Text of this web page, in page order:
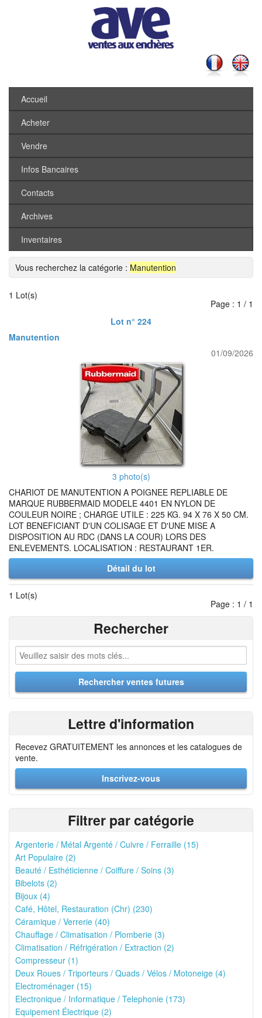
Accueil
Acheter
Vendre
Infos Bancaires
Contacts
Archives
Inventaires
Vous recherchez la catégorie : Manutention
1 Lot(s)
Page : 1 / 1
Lot n° 224
Manutention
01/09/2026
3 photo(s)
CHARIOT DE MANUTENTION A POIGNEE REPLIABLE DE
MARQUE RUBBERMAID MODELE 4401 EN NYLON DE
COULEUR NOIRE ; CHARGE UTILE : 225 KG. 94 X 76 X 50 CM.
LOT BENEFICIANT D'UN COLISAGE ET D'UNE MISE A
DISPOSITION AU RDC (DANS LA COUR) LORS DES
ENLEVEMENTS. LOCALISATION : RESTAURANT 1ER.
Détail du lot
1 Lot(s)
Page : 1 / 1
Rechercher
Lettre d'information
Recevez GRATUITEMENT les annonces et les catalogues de
vente.
Inscrivez-vous
Filtrer par catégorie
Argenterie / Métal Argenté / Cuivre / Ferraille (15)
Art Populaire (2)
Beauté / Esthéticienne / Coiffure / Soins (3)
Bibelots (2)
Bijoux (4)
Café, Hôtel, Restauration (Chr) (230)
Céramique / Verrerie (40)
Chauffage / Climatisation / Plomberie (3)
Climatisation / Réfrigération / Extraction (2)
Compresseur (1)
Deux Roues / Triporteurs / Quads / Vélos / Motoneige (4)
Electroménager (15)
Electronique / Informatique / Telephonie (173)
Equipement Électrique (2)